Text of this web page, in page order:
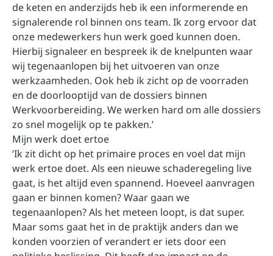
de keten en anderzijds heb ik een informerende en
signalerende rol binnen ons team. Ik zorg ervoor dat
onze medewerkers hun werk goed kunnen doen.
Hierbij signaleer en bespreek ik de knelpunten waar
wij tegenaanlopen bij het uitvoeren van onze
werkzaamheden. Ook heb ik zicht op de voorraden
en de doorlooptijd van de dossiers binnen
Werkvoorbereiding. We werken hard om alle dossiers
zo snel mogelijk op te pakken.’
Mijn werk doet ertoe
‘Ik zit dicht op het primaire proces en voel dat mijn
werk ertoe doet. Als een nieuwe schaderegeling live
gaat, is het altijd even spannend. Hoeveel aanvragen
gaan er binnen komen? Waar gaan we
tegenaanlopen? Als het meteen loopt, is dat super.
Maar soms gaat het in de praktijk anders dan we
konden voorzien of verandert er iets door een